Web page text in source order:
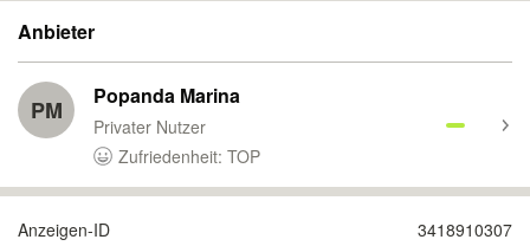
Anbieter
PM Popanda Marina
Privater Nutzer
Zufriedenheit: TOP
Anzeigen-ID 3418910307